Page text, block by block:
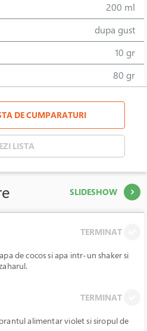
200 ml
dupa gust
10 gr
80 gr
DE CUMPARATURI
LISTA
SLIDESHOW
TERMINAT
de cocos si apa intr-un shaker si
TERMINAT
alimentar violet si siropul de